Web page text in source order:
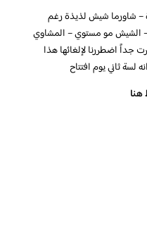
– شاورما شيش لذيذة رغم
– الشيش مو مستوي – المشاوي
جداً اضطررنا لإلغائها هذا
لسة ثاني يوم افتتاح